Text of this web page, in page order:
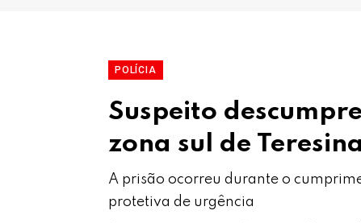
POLÍCIA
Suspeito
zona sul de Teresina
A prisão ocorreu durante o
protetiva de urgência